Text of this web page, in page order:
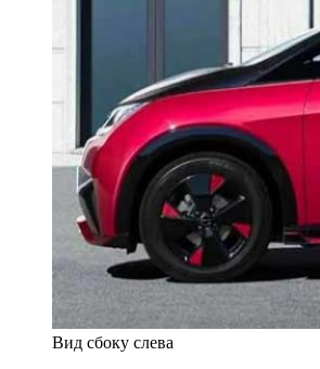
Вид сбоку слева